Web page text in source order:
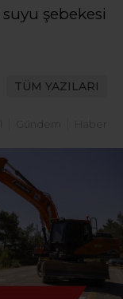
şebekesi
TÜM YAZILARI
Gündem Haber